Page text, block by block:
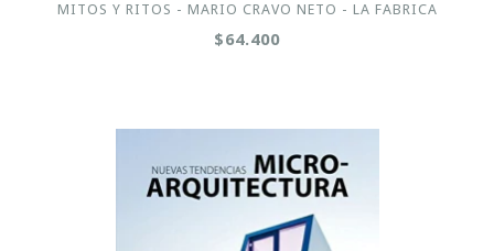
MITOS Y RITOS - MARIO CRAVO NETO - LA FABRICA
$64.400